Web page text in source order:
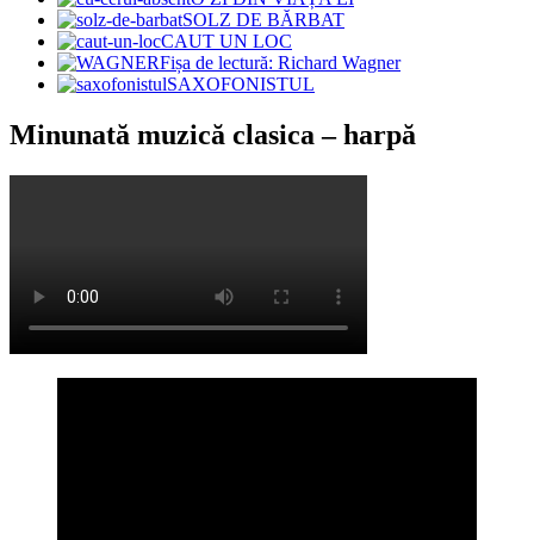
SOLZ DE BĂRBAT
CAUT UN LOC
Fișa de lectură: Richard Wagner
SAXOFONISTUL
Minunată muzică clasica – harpă